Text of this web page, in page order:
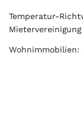
Temperatur-
Mietervereinigung